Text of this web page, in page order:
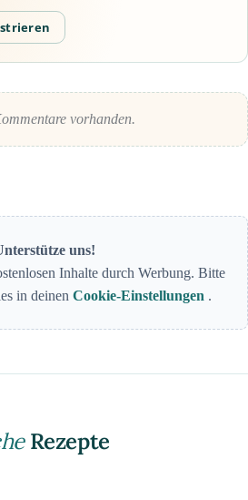
vorhanden.
uns!
Inhalte durch Werbung. Bitte
in deinen Cookie-Einstellungen .
Rezepte